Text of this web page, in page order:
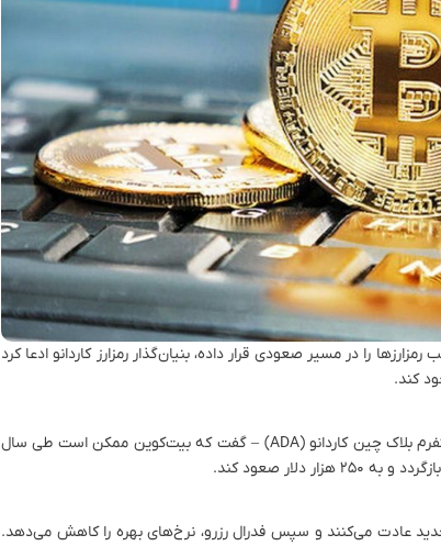
را در مسیر صعودی قرار داده، بنیان‌گذار رمزارز کاردانو ادعا کرد
به گزارش پایگاه خبری نت صاد، چارلز هاسکینسون – بنیان‌گذار پلتفرم بلاک چین کاردانو (ADA) – گفت که بیت‌کوین ممکن است طی سال
صعود کند.
عادت می‌کنند و سپس فدرال رزرو، نرخ‌های بهره را کاهش می‌دهد.